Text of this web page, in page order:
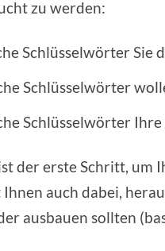
zu werden:
Schlüsselwörter Sie
Schlüsselwörter
Schlüsselwörter
der erste Schritt, um
auch dabei,
ausbauen sollten